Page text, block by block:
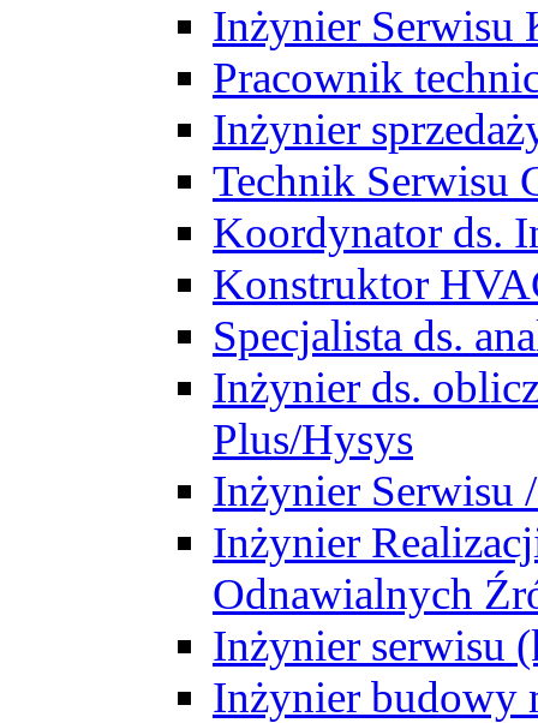
Inżynier Serwisu
Pracownik
Inżynier
Technik Serwisu
Koordynator ds.
Konstruktor
Specjalista ds.
Inżynier ds.
Plus/Hysys
Inżynier Serwisu
Inżynier
Odnawialnych
Inżynier serwisu
Inżynier budowy